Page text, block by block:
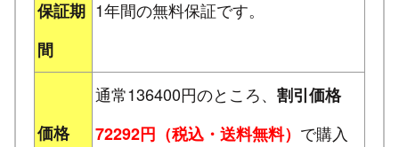
保証期
間
1年間の無料保証です。
価格
通常136400円のところ、 割引価格
72292円（税込・送料無料） で購入